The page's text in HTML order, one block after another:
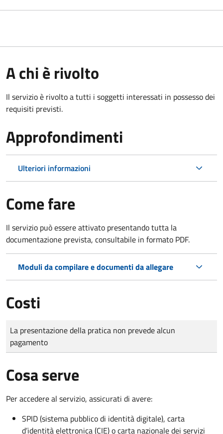
A chi è rivolto
Il servizio è rivolto a tutti i soggetti interessati in possesso dei
requisiti previsti.
Approfondimenti
Ulteriori informazioni
Come fare
Il servizio può essere attivato presentando tutta la
documentazione prevista, consultabile in formato PDF.
Moduli da compilare e documenti da allegare
Costi
Tipo di pagamento
Importo
La presentazione della pratica non prevede alcun
pagamento
Cosa serve
Per accedere al servizio, assicurati di avere:
SPID (sistema pubblico di identità digitale), carta
d’identità elettronica (CIE) o carta nazionale dei servizi